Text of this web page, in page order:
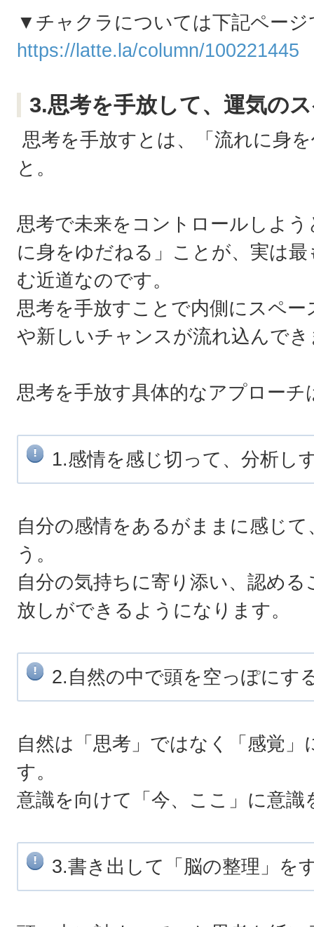
▼チャクラについては下記ペー
https://latte.la/column/100221445
3.思考を手放して、運気の
思考を手放すとは、「流れに身
と。
思考で未来をコントロールしよ
に身をゆだねる」ことが、実は
む近道なのです。
思考を手放すことで内側にスペ
や新しいチャンスが流れ込んでき
思考を手放す具体的なアプローチ
1.感情を感じ切って、分析し
自分の感情をあるがままに感じ
う。
自分の気持ちに寄り添い、認め
放しができるようになります。
2.自然の中で頭を空っぽにす
自然は「思考」ではなく「感覚
す。
意識を向けて「今、ここ」に意識
3.書き出して「脳の整理」を